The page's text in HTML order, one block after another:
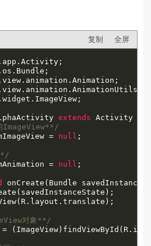
复制 全屏
extends Activity {
ImageView**/
=
null ;
=
null ;
onCreate(Bundle
对象**/